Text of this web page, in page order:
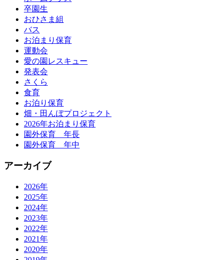
卒園生
おひさま組
バス
お泊まり保育
運動会
愛の園レスキュー
発表会
さくら
食育
お泊り保育
畑・田んぼプロジェクト
2026年お泊まり保育
園外保育 年長
園外保育 年中
アーカイブ
2026年
2025年
2024年
2023年
2022年
2021年
2020年